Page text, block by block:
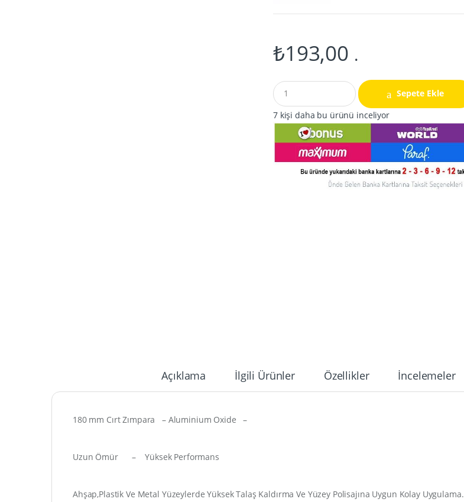
₺193,00 .
Q
u
a
n
t
y
Sepete Ekle
7 kişi daha bu ürünü inceliyor
Açıklama İlgili Ürünler Özellikler İncelemeler
180 mm Cırt Zımpara – Aluminium Oxide –
Uzun Ömür – Yüksek Performans
Ahşap,Plastik Ve Metal Yüzeylerde Yüksek Talaş Kaldırma Ve Yüzey Polisajına Uygun Kolay Uygulama.